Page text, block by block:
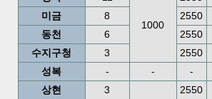
1000
미금
8 2550
동천
6
2550
수지구청
3
2550
성복
- -
-
상현
3 2550